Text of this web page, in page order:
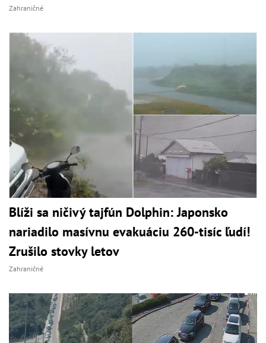
Zahraničné
Blíži sa ničivý tajfún Dolphin: Japonsko
nariadilo masívnu evakuáciu 260-tisíc ľudí!
Zrušilo stovky letov
Zahraničné